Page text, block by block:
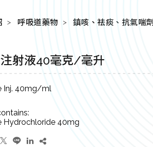
呼吸道藥物 鎮咳、祛痰、抗氣喘劑
射液40毫克/毫升
Inj. 40mg/ml
Hydrochloride 40mg